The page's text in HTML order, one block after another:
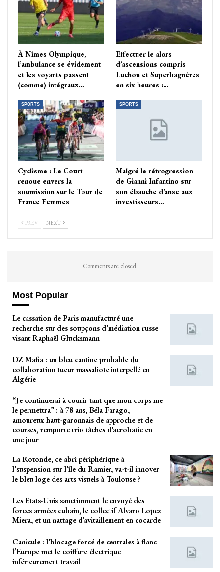
À Nîmes Olympique,
l’ambulance se évidement
et les voyants passent
(comme) intégraux…
Effectuer le alors
d’ascensions compris
Luchon et Superbagnères
en six heures :…
SPORTS
Cyclisme : Le Court
renoue envers la
soumission sur le Tour de
France Femmes
SPORTS
Malgré le rétrogression
de Gianni Infantino sur
son ébauche d’anse aux
investisseurs…
PREV NEXT
Comments are closed.
Most Popular
Le cassation de Paris manufacturé une
recherche sur des soupçons d’médiation russe
visant Raphaël Glucksmann
DZ Mafia : un bleu cantine probable du
collaboration tueur massaliote interpellé en
Algérie
“Je continuerai à courir tant que mon corps me
le permettra” : à 78 ans, Béla Farago,
amoureux haut-garonnais de approche et de
courses, remporte trio tâches d’acrobatie en
une jour
La Rotonde, ce abri périphérique à
l’suspension sur l’île du Ramier, va-t-il innover
le bleu loge des arts visuels à Toulouse ?
Les Etats-Unis sanctionnent le envoyé des
forces armées cubain, le collectif Alvaro Lopez
Miera, et un nattage d’avitaillement en cocarde
Canicule : l’blocage forcé de centrales à flanc
l’Europe met le coiffure électrique
inférieurement travail